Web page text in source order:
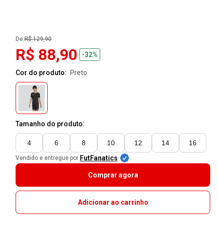
De:R$ 129,90
R$ 88,90 -32%
Cor do produto: preto
Tamanho do produto:
4 6 8 10 12 14 16
Vendido e entregue por FutFanatics
Comprar agora
Adicionar ao carrinho